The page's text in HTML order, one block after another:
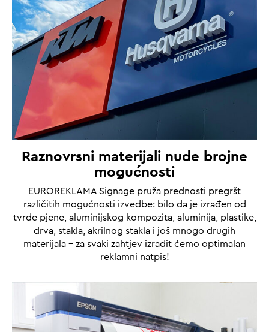
Raznovrsni materijali nude brojne
mogućnosti
EUROREKLAMA Signage pruža prednosti pregršt
različitih mogućnosti izvedbe: bilo da je izrađen od
tvrde pjene, aluminijskog kompozita, aluminija, plastike,
drva, stakla, akrilnog stakla i još mnogo drugih
materijala – za svaki zahtjev izradit ćemo optimalan
reklamni natpis!